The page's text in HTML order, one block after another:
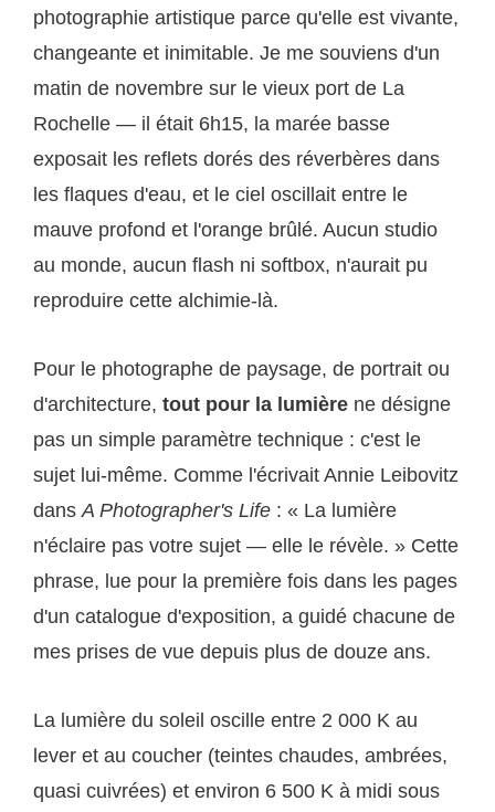
photographie artistique parce qu'elle est vivante,
changeante et inimitable. Je me souviens d'un
matin de novembre sur le vieux port de La
Rochelle — il était 6h15, la marée basse
exposait les reflets dorés des réverbères dans
les flaques d'eau, et le ciel oscillait entre le
mauve profond et l'orange brûlé. Aucun studio
au monde, aucun flash ni softbox, n'aurait pu
reproduire cette alchimie-là.
Pour le photographe de paysage, de portrait ou
d'architecture, tout pour la lumière ne désigne
pas un simple paramètre technique : c'est le
sujet lui-même. Comme l'écrivait Annie Leibovitz
dansA Photographer's Life : « La lumière
n'éclaire pas votre sujet — elle le révèle. » Cette
phrase, lue pour la première fois dans les pages
d'un catalogue d'exposition, a guidé chacune de
mes prises de vue depuis plus de douze ans.
La lumière du soleil oscille entre 2 000 K au
lever et au coucher (teintes chaudes, ambrées,
quasi cuivrées) et environ 6 500 K à midi sous